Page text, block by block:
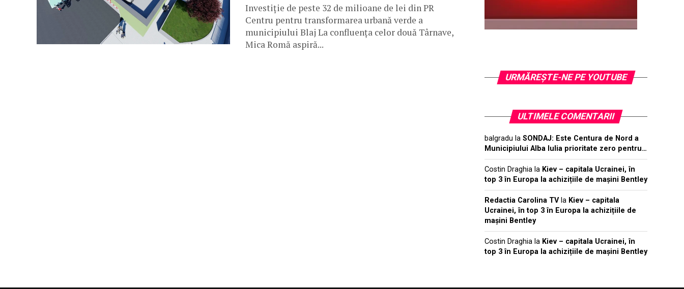
Investiție de peste 32 de milioane de lei din PR
Centru pentru transformarea urbană verde a
municipiului Blaj La confluența celor două Târnave,
Mica Romă aspiră...
URMĂREŞTE-NE PE YOUTUBE
ULTIMELE COMENTARII
balgradu la SONDAJ: Este Centura de Nord a
Municipiului Alba Iulia prioritate zero pentru…
Costin Draghia la Kiev – capitala Ucrainei, în
top 3 în Europa la achizițiile de mașini Bentley
Redactia Carolina TVla Kiev – capitala
Ucrainei, în top 3 în Europa la achizițiile de
mașini Bentley
Costin Draghia la Kiev – capitala Ucrainei, în
top 3 în Europa la achizițiile de mașini Bentley